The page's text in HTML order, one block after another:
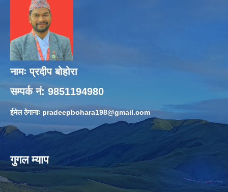
नामः प्रदीप बोहोरा
सम्पर्क नं: 9851194980
ईमेल ठेगानाः pradeepbohara198@gmail.com
गुगल म्याप